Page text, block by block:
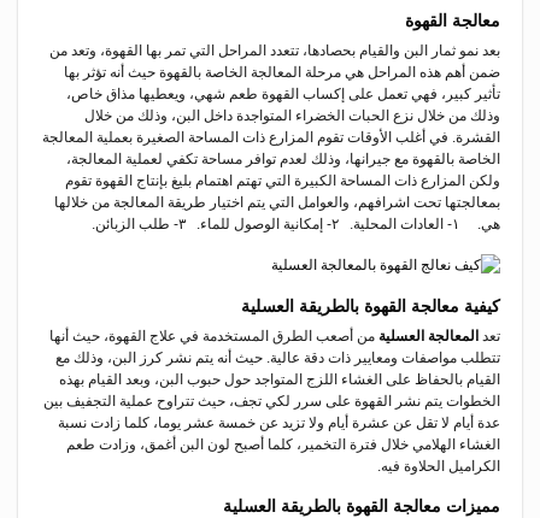
معالجة القهوة
بعد نمو ثمار البن والقيام بحصادها، تتعدد المراحل التي تمر بها القهوة، وتعد من
ضمن أهم هذه المراحل هي مرحلة المعالجة الخاصة بالقهوة حيث أنه تؤثر بها
تأثير كبير، فهي تعمل على إكساب القهوة طعم شهي، ويعطيها مذاق خاص،
وذلك من خلال نزع الحبات الخضراء المتواجدة داخل البن، وذلك من خلال
القشرة. في أغلب الأوقات تقوم المزارع ذات المساحة الصغيرة بعملية المعالجة
الخاصة بالقهوة مع جيرانها، وذلك لعدم توافر مساحة تكفي لعملية المعالجة،
ولكن المزارع ذات المساحة الكبيرة التي تهتم اهتمام بليغ بإنتاج القهوة تقوم
بمعالجتها تحت اشرافهم، والعوامل التي يتم اختيار طريقة المعالجة من خلالها
هي.
۱- العادات المحلية. ۲- إمكانية الوصول للماء. ۳- طلب الزبائن.
كيفية معالجة القهوة بالطريقة العسلية
تعد المعالجة العسلية من أصعب الطرق المستخدمة في علاج القهوة، حيث أنها
تتطلب مواصفات ومعايير ذات دقة عالية. حيث أنه يتم نشر كرز البن، وذلك مع
القيام بالحفاظ على الغشاء اللزج المتواجد حول حبوب البن، وبعد القيام بهذه
الخطوات يتم نشر القهوة على سرر لكي تجف، حيث تتراوح عملية التجفيف بين
عدة أيام لا تقل عن عشرة أيام ولا تزيد عن خمسة عشر يوما، كلما زادت نسبة
الغشاء الهلامي خلال فترة التخمير، كلما أصبح لون البن أغمق، وزادت طعم
الكراميل الحلاوة فيه.
مميزات معالجة القهوة بالطريقة العسلية